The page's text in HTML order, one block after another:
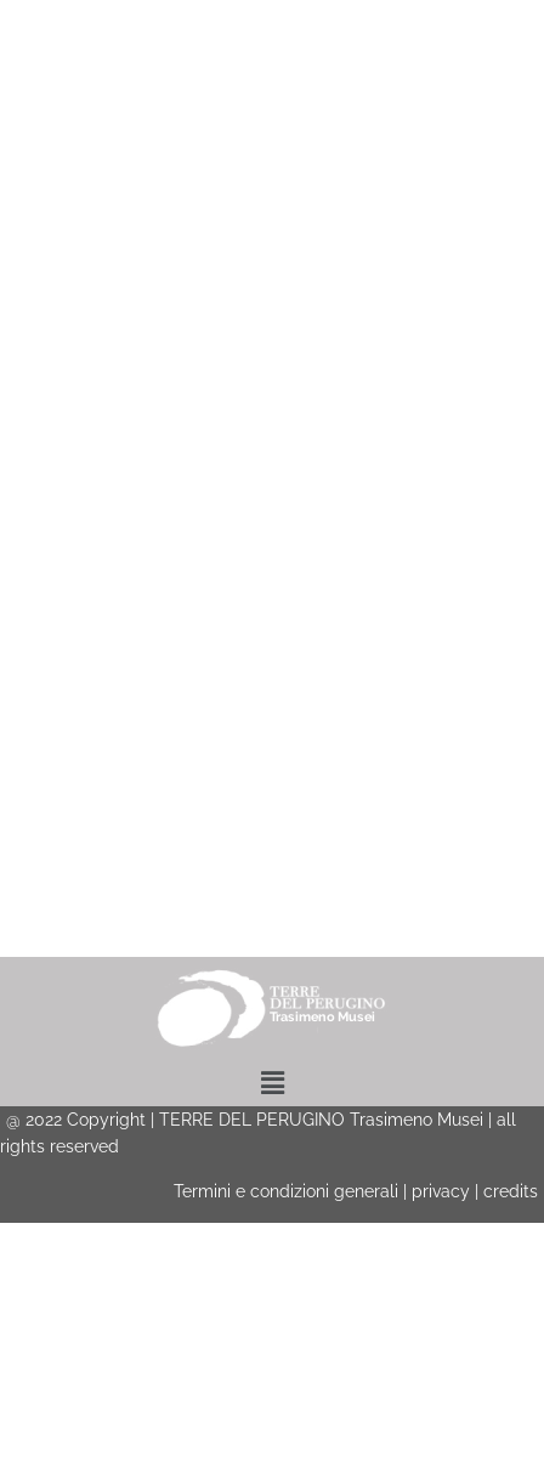
Menu
@ 2022 Copyright | TERRE DEL PERUGINO Trasimeno Musei | all
rights reserved
Termini e condizioni generali privacy credits